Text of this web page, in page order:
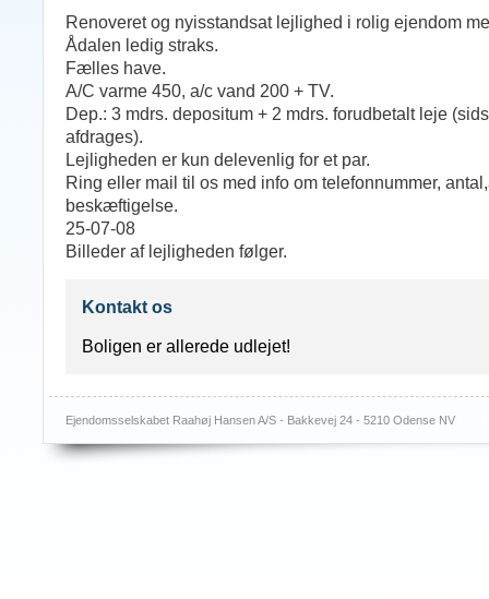
Renoveret og nyisstandsat lejlighed i rolig ejendom
Ådalen ledig straks.
Fælles have.
A/C varme 450, a/c vand 200 + TV.
Dep.: 3 mdrs. depositum + 2 mdrs. forudbetalt leje
afdrages).
Lejligheden er kun delevenlig for et par.
Ring eller mail til os med info om telefonnummer,
beskæftigelse.
25-07-08
Billeder af lejligheden følger.
Kontakt os
Boligen er allerede udlejet!
Ejendomsselskabet Raahøj Hansen A/S - Bakkevej 24 - 5210 Odense NV